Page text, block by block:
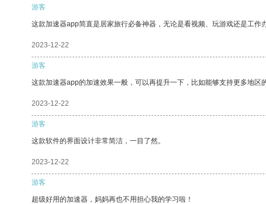
游客
这款加速器app简直是居家旅行必备神器，无论是看视频、玩游戏还是工作
2023-12-22
游客
这款加速器app的加速效果一般，可以再提升一下，比如能够支持更多地区
2023-12-22
游客
这款软件的界面设计非常简洁，一目了然。
2023-12-22
游客
超级好用的加速器，妈妈再也不用担心我的学习啦！